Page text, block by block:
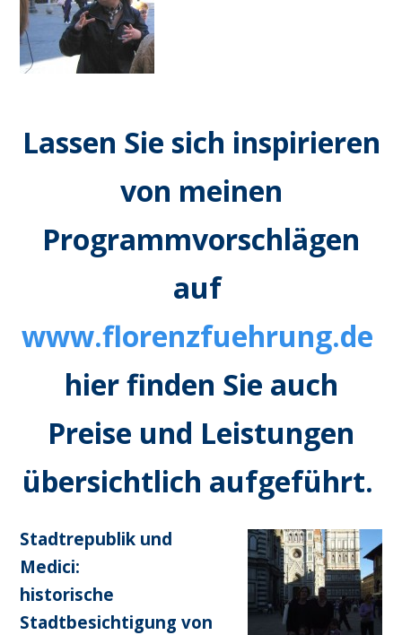
Lassen Sie sich inspirieren
von meinen
Programmvorschlägen
auf
www.florenzfuehrung.de
hier finden Sie auch
Preise und Leistungen
übersichtlich aufgeführt.
Stadtrepublik und
Medici:
historische
Stadtbesichtigung von